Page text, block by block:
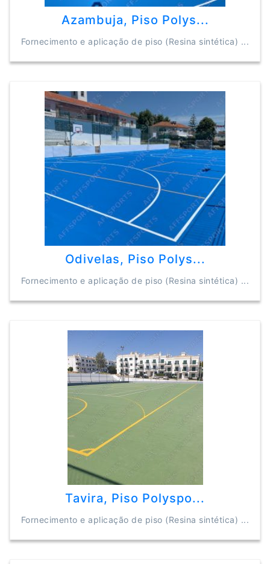
Azambuja, Piso Polys...
Fornecimento e aplicação de piso (Resina sintética) ...
Odivelas, Piso Polys...
Fornecimento e aplicação de piso (Resina sintética) ...
Tavira, Piso Polyspo...
Fornecimento e aplicação de piso (Resina sintética) ...